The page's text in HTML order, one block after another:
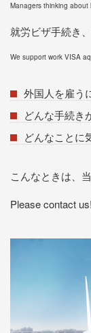
Managers thinking about
就労ビザ手続き
We support work VISA
外国人を雇う
どんな手続き
どんなことに
こんなときは、
Please contact us!